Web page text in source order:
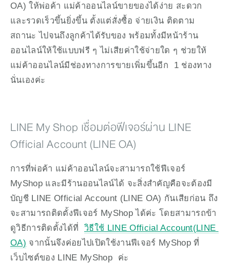
OA) ให้พ่อค้า แม่ค้าออนไลน์ขายของได้ง่าย สะดวก
และรวดเร็วขึ้นยิ่งขึ้น ตั้งแต่สั่งซื้อ จ่ายเงิน ติดตาม
สถานะ ไปจนถึงลูกค้าได้รับของ พร้อมทั้งมีหน้าร้าน
ออนไลน์ให้ใช้แบบฟรี ๆ ไม่เสียค่าใช้จ่ายใด ๆ ช่วยให้
แม่ค้าออนไลน์มีช่องทางการขายเพิ่มขึ้นอีก  1 ช่องทาง
นั่นเองค่ะ
LINE My Shop เชื่อมต่อฟีเจอร์ผ่าน LINE
Official Account (LINE OA)
การที่พ่อค้า แม่ค้าออนไลน์จะสามารถใช้ฟีเจอร์
MyShop และมีร้านออนไลน์ได้ จะสิ่งสำคัญคือจะต้องมี
บัญชี LINE Official Account (LINE OA) กันเสียก่อน ถึง
จะสามารถติดตั้งฟีเจอร์ MyShop ได้ค่ะ โดยสามารถข้า
ดูวิธีการติดตั้งได้ที่ วิธีใช้ LINE Official Account(LINE
OA) จากนั้นจึงค่อยไปเปิดใช้งานฟีเจอร์ MyShop ที่
เว็บไซต์ของ LINE MyShop  ค่ะ